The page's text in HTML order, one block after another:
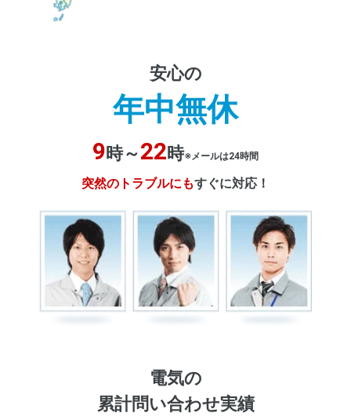
安心の
年中無休
9時～22時※メールは24時間
突然のトラブルにもすぐに対応！
電気の
累計問い合わせ実績